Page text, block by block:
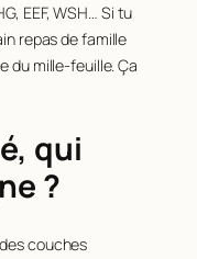
EEF, WSH… Si tu
repas de famille
du mille-feuille. Ça
qui
?
couches